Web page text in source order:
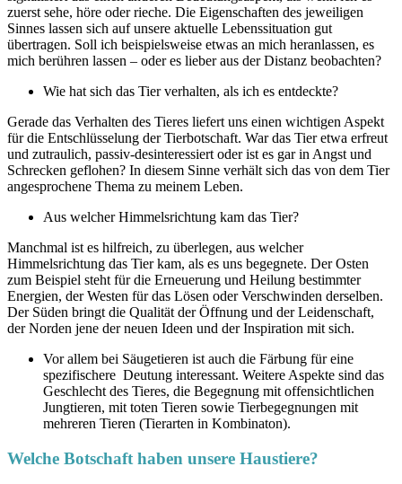
zuerst sehe, höre oder rieche. Die Eigenschaften des jeweiligen
Sinnes lassen sich auf unsere aktuelle Lebenssituation gut
übertragen. Soll ich beispielsweise etwas an mich heranlassen, es
mich berühren lassen – oder es lieber aus der Distanz beobachten?
Wie hat sich das Tier verhalten, als ich es entdeckte?
Gerade das Verhalten des Tieres liefert uns einen wichtigen Aspekt
für die Entschlüsselung der Tierbotschaft. War das Tier etwa erfreut
und zutraulich, passiv-desinteressiert oder ist es gar in Angst und
Schrecken geflohen? In diesem Sinne verhält sich das von dem Tier
angesprochene Thema zu meinem Leben.
Aus welcher Himmelsrichtung kam das Tier?
Manchmal ist es hilfreich, zu überlegen, aus welcher
Himmelsrichtung das Tier kam, als es uns begegnete. Der Osten
zum Beispiel steht für die Erneuerung und Heilung bestimmter
Energien, der Westen für das Lösen oder Verschwinden derselben.
Der Süden bringt die Qualität der Öffnung und der Leidenschaft,
der Norden jene der neuen Ideen und der Inspiration mit sich.
Vor allem bei Säugetieren ist auch die Färbung für eine
spezifischere Deutung interessant. Weitere Aspekte sind das
Geschlecht des Tieres, die Begegnung mit offensichtlichen
Jungtieren, mit toten Tieren sowie Tierbegegnungen mit
mehreren Tieren (Tierarten in Kombinaton).
Welche Botschaft haben unsere Haustiere?